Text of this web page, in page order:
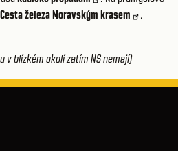
Cesta železa Moravským krasem .
v blízkém okolí zatím NS nemají)